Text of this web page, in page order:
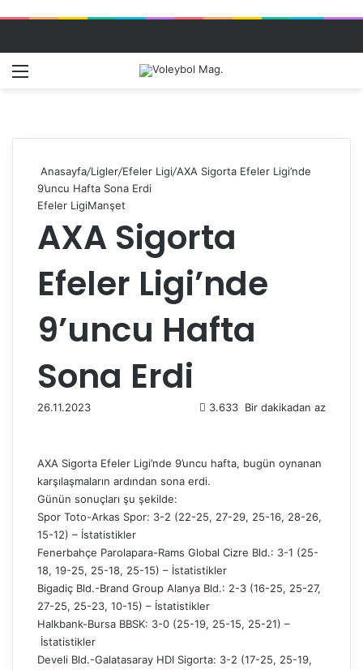
Anasayfa/Ligler/Efeler Ligi/AXA Sigorta Efeler Ligi’nde
9’uncu Hafta Sona Erdi
Efeler LigiManşet
AXA Sigorta
Efeler Ligi’nde
9’uncu Hafta
Sona Erdi
26.11.2023 3.633 Bir dakikadan az
AXA Sigorta Efeler Ligi’nde 9’uncu hafta, bugün oynanan
karşılaşmaların ardından sona erdi.
Günün sonuçları şu şekilde:
Spor Toto-Arkas Spor: 3-2 (22-25, 27-29, 25-16, 28-26,
15-12) – İstatistikler
Fenerbahçe Parolapara-Rams Global Cizre Bld.: 3-1 (25-
18, 19-25, 25-18, 25-15) – İstatistikler
Bigadiç Bld.-Brand Group Alanya Bld.: 2-3 (16-25, 25-27,
27-25, 25-23, 10-15) – İstatistikler
Halkbank-Bursa BBSK: 3-0 (25-19, 25-15, 25-21) –
İstatistikler
Develi Bld.-Galatasaray HDI Sigorta: 3-2 (17-25, 25-19,